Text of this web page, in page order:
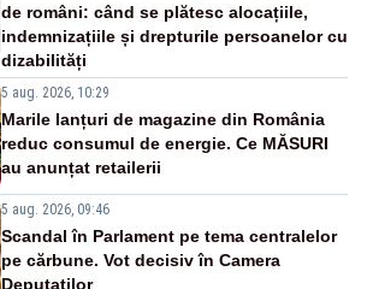
de români: când se plătesc alocațiile,
indemnizațiile și drepturile persoanelor cu
dizabilități
5 aug. 2026, 10:29
Marile lanțuri de magazine din România
reduc consumul de energie. Ce MĂSURI
au anunțat retailerii
5 aug. 2026, 09:46
Scandal în Parlament pe tema centralelor
pe cărbune. Vot decisiv în Camera
Deputaților